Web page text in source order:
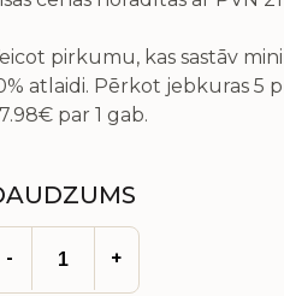
pirkumu, kas sastāv
atlaidi. Pērkot jebkuras 5
par 1 gab.
- +